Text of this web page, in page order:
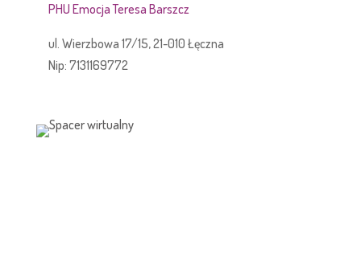
PHU Emocja Teresa Barszcz
ul. Wierzbowa 17/15, 21-010 Łęczna
Nip: 7131169772